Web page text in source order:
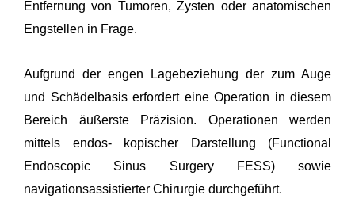
Entfernung von Tumoren, Zysten oder anatomischen
Engstellen in Frage.
Aufgrund der engen Lagebeziehung der zum Auge
und Schädelbasis erfordert eine Operation in diesem
Bereich äußerste Präzision. Operationen werden
mittels endos- kopischer Darstellung (Functional
Endoscopic Sinus Surgery FESS) sowie
navigationsassistierter Chirurgie durchgeführt.